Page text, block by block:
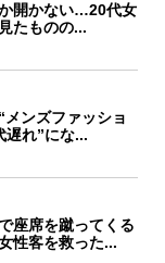
開かない…20代女
たものの...
メンズファッショ
遅れ”にな...
座席を蹴ってくる
性客を救った...